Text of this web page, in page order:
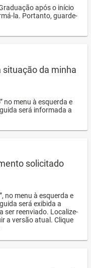
após o início
la. Portanto, guarde-
situação da minha
no menu à esquerda e
será informada a
solicitado
no menu à esquerda e
será exibida a
ser reenviado. Localize-
a versão atual. Clique